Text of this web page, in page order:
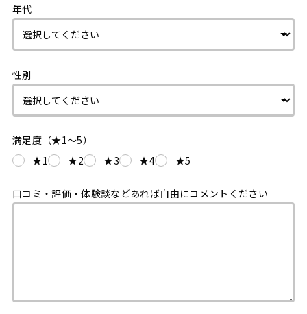
年代
性別
満足度（★1〜5）
★1
★2 ★3 ★4 ★5
口コミ・評価・体験談などあれば自由にコメントください